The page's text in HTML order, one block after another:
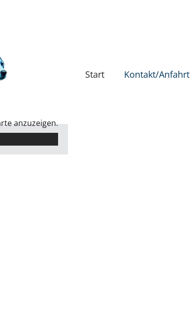
Start Kontakt/Anfahrt
anzuzeigen.